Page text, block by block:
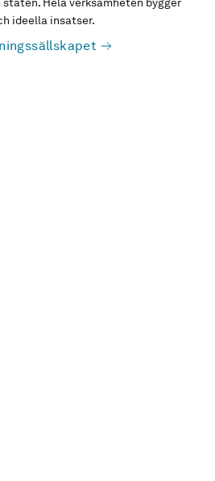
ideella insatser.